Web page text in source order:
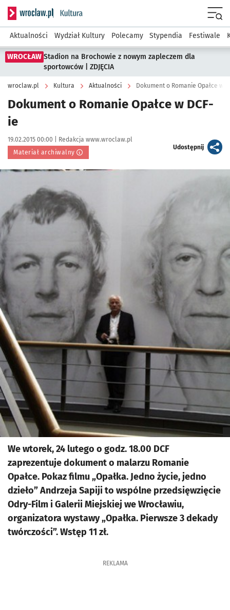
Serwis informacyjny wroclaw.pl podserwis: Kultura
Aktualności Wydział Kultury Polecamy Stypendia Festiwale
WROCŁAW Stadion na Brochowie z nowym zapleczem dla
sportowców | ZDJĘCIA
wroclaw.pl Kultura Aktualności Dokument o Romanie Opałce w
Dokument o Romanie Opałce w DCF-
ie
Data publikacji:
19.02.2015 00:00 | Autor:
Redakcja www.wroclaw.pl
Materiał archiwalny
Udostępnijartykuł
Kliknij, aby powiększyć
We wtorek, 24 lutego o godz. 18.00 DCF
zaprezentuje dokument o malarzu Romanie
Opałce. Pokaz filmu „Opałka. Jedno życie, jedno
dzieło” Andrzeja Sapiji to wspólne przedsięwzięcie
Odry-Film i Galerii Miejskiej we Wrocławiu,
organizatora wystawy „Opałka. Pierwsze 3 dekady
twórczości”. Wstęp 11 zł.
REKLAMA